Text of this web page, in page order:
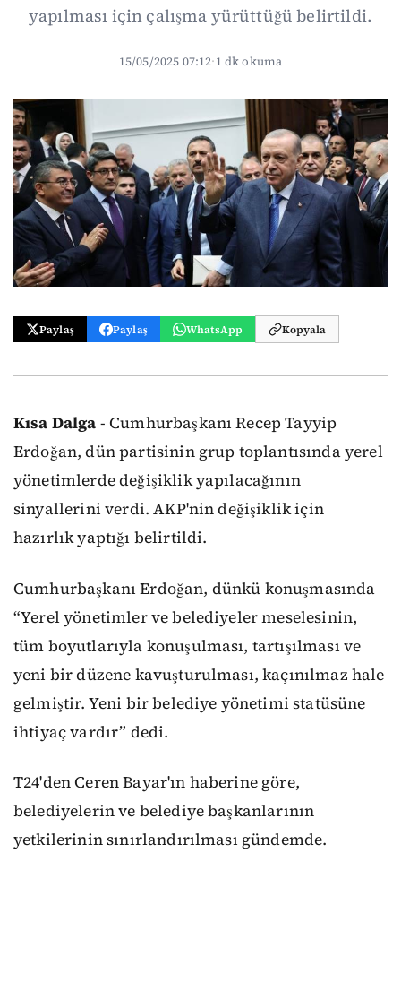
yapılması için çalışma yürüttüğü belirtildi.
15/05/2025 07:12·1 dk okuma
Paylaş Paylaş WhatsApp Kopyala
Kısa Dalga - Cumhurbaşkanı Recep Tayyip
Erdoğan, dün partisinin grup toplantısında yerel
yönetimlerde değişiklik yapılacağının
sinyallerini verdi. AKP'nin değişiklik için
hazırlık yaptığı belirtildi.
Cumhurbaşkanı Erdoğan, dünkü konuşmasında
“Yerel yönetimler ve belediyeler meselesinin,
tüm boyutlarıyla konuşulması, tartışılması ve
yeni bir düzene kavuşturulması, kaçınılmaz hale
gelmiştir. Yeni bir belediye yönetimi statüsüne
ihtiyaç vardır” dedi.
T24'den Ceren Bayar'ın haberine göre,
belediyelerin ve belediye başkanlarının
yetkilerinin sınırlandırılması gündemde.